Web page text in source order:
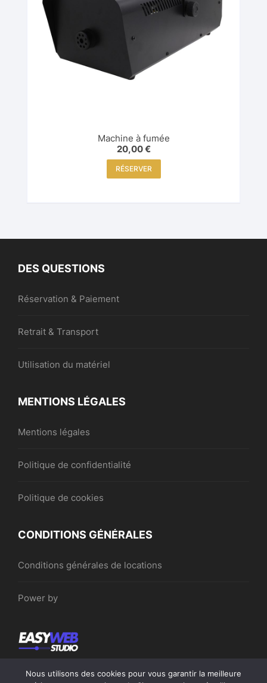
Machine à fumée
20,00€
RÉSERVER
DES QUESTIONS
Réservation & Paiement
Retrait & Transport
Utilisation du matériel
MENTIONS LÉGALES
Mentions légales
Politique de confidentialité
Politique de cookies
CONDITIONS GÉNÉRALES
Conditions générales de locations
Power by
Nous utilisons des cookies pour vous garantir la meilleure